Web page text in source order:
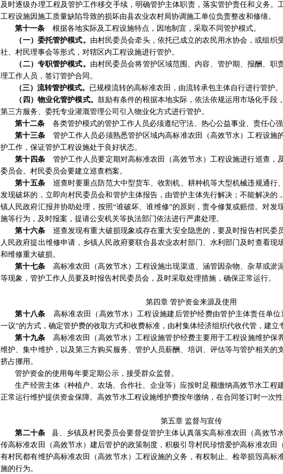
及时逐级办理工程及管护工作移交手续，明确管护主体职责，落实管护责任和义务。
工程设施因施工质量缺陷导致的损坏由县农业农村局协调施工单位负责整改和修缮。
第十一条
根据各地实际及工程设施特点，因地制宜，采取不同管护模式。
（一）委托管护模式。 由村民委员会牵头，依托已成立的农民用水协会，或组织
社、村民理事会等形式，对辖区内工程设施进行管护。
（二）专职管护模式。 由村民委员会将管护区域范围、内容、管护期、报酬、职
理工作人员，签订管护合同。
（三）流转管护模式。 已规模流转的高标准农田，由流转承包主体自行进行管护。
（四）物业化管护模式。 鼓励有条件的根据本地实际，依法依规运用市场化手段
第三方服务、委托专业灌溉管理公司引入物业化方式进行管护。
第十二条
各类管护模式的管护工作人员必须遵纪守法、热心公益事业、责任心强
第十三条
管护工作人员必须熟悉管护区域内高标准农田（高效节水）工程设施
护工作，保证管护工程设施处于良好状态。
第十四条
管护工作人员要定期对高标准农田（高效节水）工程设施进行巡查，
委员会。村民委员会要建立巡查档案。
第十五条
巡查时要重点防范大中型货车、收割机、耕种机等大型机械违规通行
发现破坏的，立即向村民委员会和管护主体报告，由管护主体先行解决；不能解决的
镇人民政府汇报并协助处理，按照“谁破坏、谁维修”的原则，责令修复或赔偿。对发
施等行为，及时报案，提请公安机关等执法部门依法进行严肃处理。
第十六条
巡查发现有重大破损现象或存在重大安全隐患的，要及时报告村民委
人民政府提出维修申请，乡镇人民政府要联合县农业农村部门、水利部门及时查看现
和维修重大破损。
第十七条
高标准农田（高效节水）工程设施出现渠道、涵管因杂物、杂草或淤
等现象，管护工作人员要及时报告村民委员会，及时采取处理措施，确保正常运行。
第四章 管护资金来源及使用
第十八条
高标准农田（高效节水）工程设施建后管护经费由管护主体责任单位
一议”的方式 ， 确定管护费的收取方式和收费标准 ，由村集体经济组织代收代管，建立
第十九条
高标准农田（高效节水）工程设施管护经费主要用于工程设施维护保
维护、集中维护，以及第三方购买服务、管护人员薪酬、培训、评估等与管护相关的
挤占挪用。
管护资金的使用每年要定期公示，接受群众监督。
生产经营主体 （种植户、农场、合作社、企业等） 应按时足额缴纳高效节水工程
正常运行维护提供资金保障。高效节水工程设施维护费按年缴纳 ， 在合同签订时一次性
第五章 监督与宣传
第二十条
县、乡镇及村民委员会要督促管护主体认真落实高标准农田（高效节
传高标准农田（高效节水）建后管护的政策制度，积极引导村民珍惜爱护高标准农田
有村民都有维护高标准农田（高效节水）工程设施的义务，有权制止、检举损毁高标
施的行为。